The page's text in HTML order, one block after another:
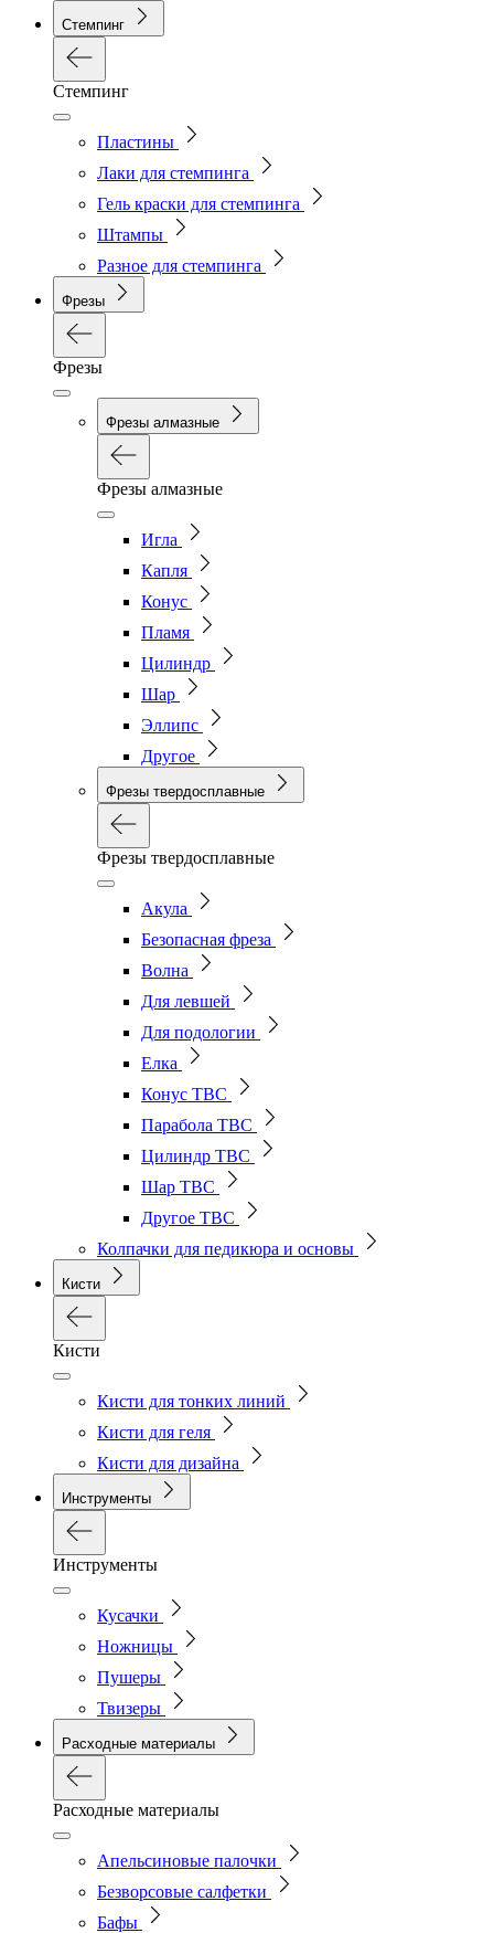
Стемпинг
Стемпинг
Пластины
Лаки для стемпинга
Гель краски для стемпинга
Штампы
Разное для стемпинга
Фрезы
Фрезы
Фрезы алмазные
Фрезы алмазные
Игла
Капля
Конус
Пламя
Цилиндр
Шар
Эллипс
Другое
Фрезы твердосплавные
Фрезы твердосплавные
Акула
Безопасная фреза
Волна
Для левшей
Для подологии
Елка
Конус ТВС
Парабола ТВС
Цилиндр ТВС
Шар ТВС
Другое ТВС
Колпачки для педикюра и основы
Кисти
Кисти
Кисти для тонких линий
Кисти для геля
Кисти для дизайна
Инструменты
Инструменты
Кусачки
Ножницы
Пушеры
Твизеры
Расходные материалы
Расходные материалы
Апельсиновые палочки
Безворсовые салфетки
Бафы